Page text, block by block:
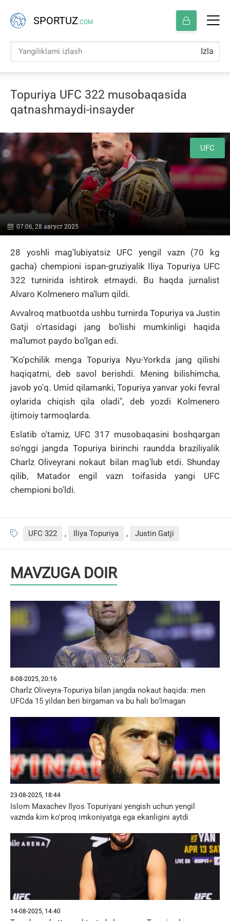
SPORTUZ.COM
Izla
Topuriya UFC 322 musobaqasida
qatnashmaydi-insayder
UFC
07:06, 28 август 2025
28 yoshli mag'lubiyatsiz UFC yengil vazn (70 kg
gacha) chempioni ispan-gruziyalik Iliya Topuriya UFC
322 turnirida ishtirok etmaydi.
Bu haqda jurnalist
Alvaro Kolmenero ma'lum qildi.
Avvalroq matbuotda ushbu turnirda Topuriya va Justin
Gatji o'rtasidagi jang bo'lishi mumkinligi haqida
ma'lumot paydo bo'lgan edi.
"Ko'pchilik menga Topuriya Nyu-Yorkda jang qilishi
haqiqatmi, deb savol berishdi. Mening bilishimcha,
javob yo'q. Umid qilamanki, Topuriya yanvar yoki fevral
oylarida chiqish qila oladi", deb yozdi Kolmenero
ijtimoiy tarmoqlarda.
Eslatib o'tamiz, UFC 317 musobaqasini boshqargan
so'nggi jangda Topuriya birinchi raundda braziliyalik
Charlz Oliveyrani nokaut bilan mag'lub etdi. Shunday
qilib, Matador engil vazn toifasida yangi UFC
chempioni bo'ldi.
UFC 322 , Iliya Topuriya , Justin Gatji
MAVZUGA DOIR
8-08-2025, 20:16
Charlz Oliveyra-Topuriya bilan jangda nokaut haqida: men
UFCda 15 yildan beri birgaman va bu hali bo'lmagan
23-08-2025, 18:44
Islom Maxachev Ilyos Topuriyani yengish uchun yengil
vaznda kim ko'proq imkoniyatga ega ekanligini aytdi
14-08-2025, 14:40